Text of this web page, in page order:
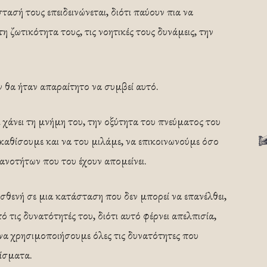
τους επειδεινώνεται, διότι παύουν πια να
ζωτικότητα τους, τις νοητικές τους δυνάμεις, την
ήταν απαραίτητο να συμβεί αυτό.
τη μνήμη του, την οξύτητα του πνεύματος του
και να του μιλάμε, να επικοινωνούμε όσο
που του έχουν απομείνει.
σε μια κατάσταση που δεν μπορεί να επανέλθει,
δυνατότητές του, διότι αυτό φέρνει απελπισία,
χρησιμοποιήσουμε όλες τις δυνατότητες που